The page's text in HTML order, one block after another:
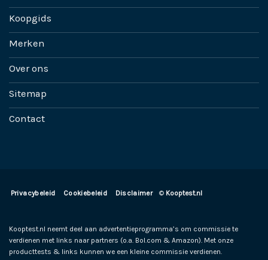
Koopgids
Merken
Over ons
Sitemap
Contact
Privacybeleid Cookiebeleid Disclaimer © Kooptest.nl
Kooptest.nl neemt deel aan advertentieprogramma’s om commissie te
verdienen met links naar partners (o.a. Bol.com & Amazon). Met onze
producttests & links kunnen we een kleine commissie verdienen.